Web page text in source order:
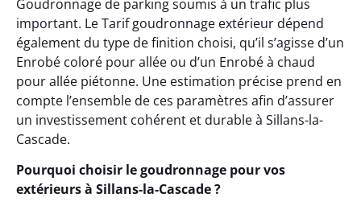
Goudronnage de parking soumis à un trafic plus
important. Le Tarif goudronnage extérieur dépend
également du type de finition choisi, qu’il s’agisse d’un
Enrobé coloré pour allée ou d’un Enrobé à chaud
pour allée piétonne. Une estimation précise prend en
compte l’ensemble de ces paramètres afin d’assurer
un investissement cohérent et durable à Sillans-la-
Cascade.
Pourquoi choisir le goudronnage pour vos
extérieurs à Sillans-la-Cascade ?